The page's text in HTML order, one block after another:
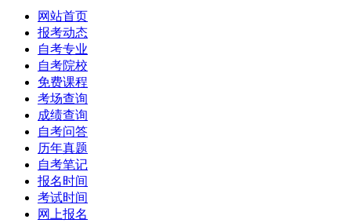
网站首页
报考动态
自考专业
自考院校
免费课程
考场查询
成绩查询
自考问答
历年真题
自考笔记
报名时间
考试时间
网上报名